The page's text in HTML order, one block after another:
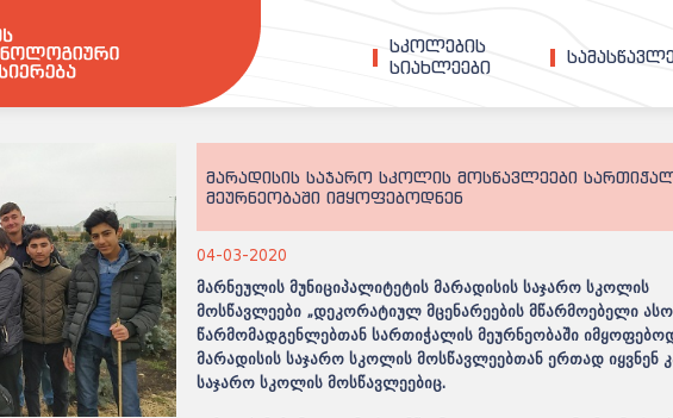
სკოლების
სიახლეები
მარადისის საჯარო სკოლის მოსწავლეები
მეურნეობაში იმყოფებოდნენ
04-03-2020
მარნეულის მუნიციპალიტეტის მარადისის საჯარო სკოლის
მოსწავლეები „დეკორატიულ მცენარეების მწარმოებელი
წარმომადგენლებთან სართიჭალის მეურნეობაში
მარადისის საჯარო სკოლის მოსწავლეებთან ერთად იყვნენ
საჯარო სკოლის მოსწავლეებიც.